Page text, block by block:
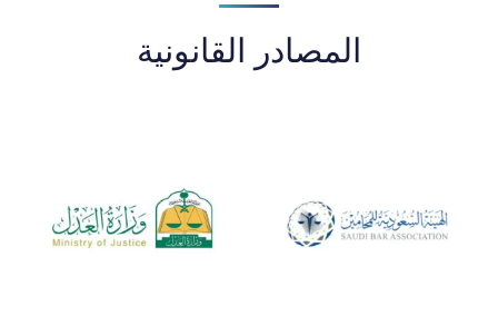
المصادر القانونية